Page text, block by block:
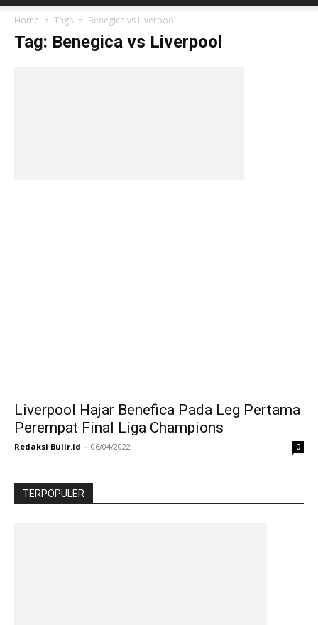
Home Tags Benegica vs Liverpool
Tag: Benegica vs Liverpool
Liverpool Hajar Benefica Pada Leg Pertama
Perempat Final Liga Champions
Redaksi Bulir.id - 06/04/2022 0
TERPOPULER